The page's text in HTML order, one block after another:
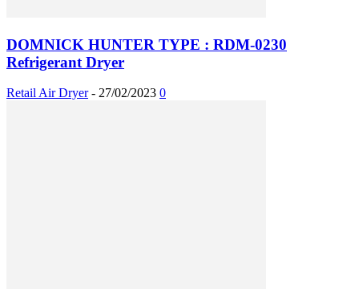
DOMNICK HUNTER TYPE : RDM-0230
Refrigerant Dryer
Retail Air Dryer - 27/02/2023 0